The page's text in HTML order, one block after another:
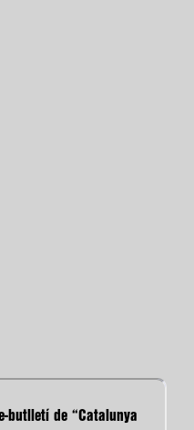
butlletí de “Catalunya